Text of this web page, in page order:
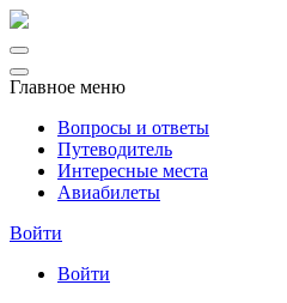
Главное меню
Вопросы и ответы
Путеводитель
Интересные места
Авиабилеты
Войти
Войти